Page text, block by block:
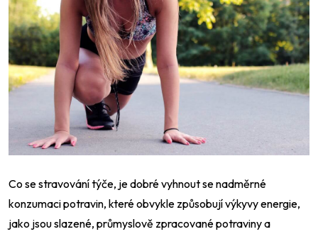
Co se stravování týče, je dobré vyhnout se nadměrné
konzumaci potravin, které obvykle způsobují výkyvy energie,
jako jsou slazené, průmyslově zpracované potraviny a